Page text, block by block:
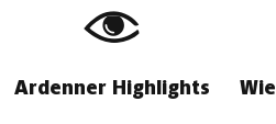
Ardenner Highlights